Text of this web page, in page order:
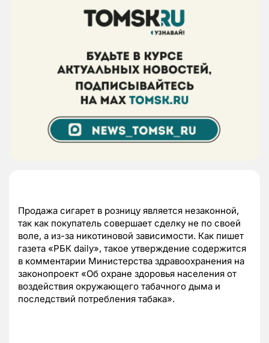
Продажа сигарет в розницу является незаконной,
так как покупатель совершает сделку не по своей
воле, а из-за никотиновой зависимости. Как пишет
газета «РБК daily», такое утверждение содержится
в комментарии Министерства здравоохранения на
законопроект «Об охране здоровья населения от
воздействия окружающего табачного дыма и
последствий потребления табака».